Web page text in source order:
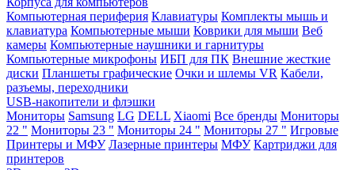
Компьютерная периферия Клавиатуры Комплекты мышь и
клавиатура Компьютерные мыши Коврики для мыши Веб
камеры Компьютерные наушники и гарнитуры
Компьютерные микрофоны ИБП для ПК Внешние жесткие
диски Планшеты графические Очки и шлемы VR Кабели,
разъемы, переходники
USB-накопители и флэшки
Мониторы Samsung LG DELL Xiaomi Все бренды Мониторы
22 " Мониторы 23 " Мониторы 24 " Мониторы 27 " Игровые
Принтеры и МФУ Лазерные принтеры МФУ Картриджи для
принтеров